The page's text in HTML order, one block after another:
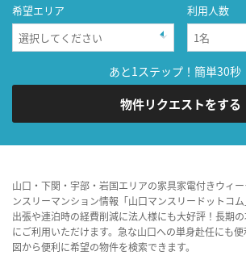
希望エリア
利用人数
あと1ステップ！簡単30秒
物件リクエストをする
山口・下関・宇部・岩国エリアの家具家電付きウィ
ンスリーマンション情報「山口マンスリードットコ
出張や連泊時の経費削減に法人様にも大好評！長期
にご利用いただけます。急な山口への単身赴任にも
図から便利に希望の物件を検索できます。